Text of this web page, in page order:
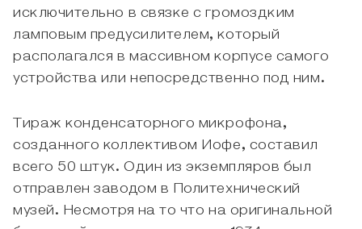
исключительно в связке с громоздким
ламповым предусилителем, который
располагался в массивном корпусе самого
устройства или непосредственно под ним.
Тираж конденсаторного микрофона,
созданного коллективом Иофе, составил
всего 50 штук. Один из экземпляров был
отправлен заводом в Политехнический
музей. Несмотря на то что на оригинальной